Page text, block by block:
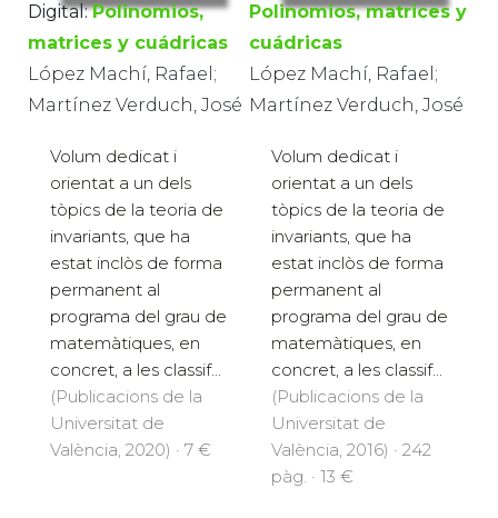
Digital: Polinomios,
matrices y cuádricas
López Machí, Rafael;
Martínez Verduch, José
Volum dedicat i
orientat a un dels
tòpics de la teoria de
invariants, que ha
estat inclòs de forma
permanent al
programa del grau de
matemàtiques, en
concret, a les classif...
(Publicacions de la
Universitat de
València, 2020) · 7 €
Polinomios, matrices y
cuádricas
López Machí, Rafael;
Martínez Verduch, José
Volum dedicat i
orientat a un dels
tòpics de la teoria de
invariants, que ha
estat inclòs de forma
permanent al
programa del grau de
matemàtiques, en
concret, a les classif...
(Publicacions de la
Universitat de
València, 2016) · 242
pàg. · 13 €